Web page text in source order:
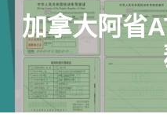
商
品
系
列
加拿大阿省